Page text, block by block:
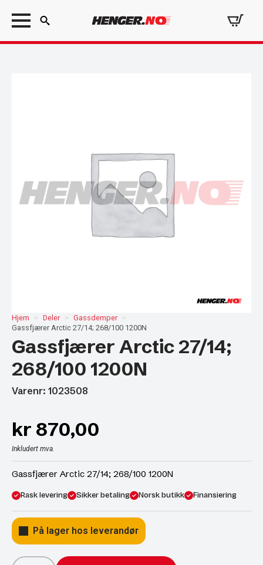
Search
Hjem Deler
Gassdemper
Gassfjærer Arctic 27/14; 268/100 1200N
Gassfjærer Arctic 27/14;
268/100 1200N
Varenr: 1023508
kr 870,00
Inkludert mva.
Gassfjærer Arctic 27/14; 268/100 1200N
Rask levering Sikker betaling Norsk butikk Finansiering
På lager hos leverandør
Gassfjærer